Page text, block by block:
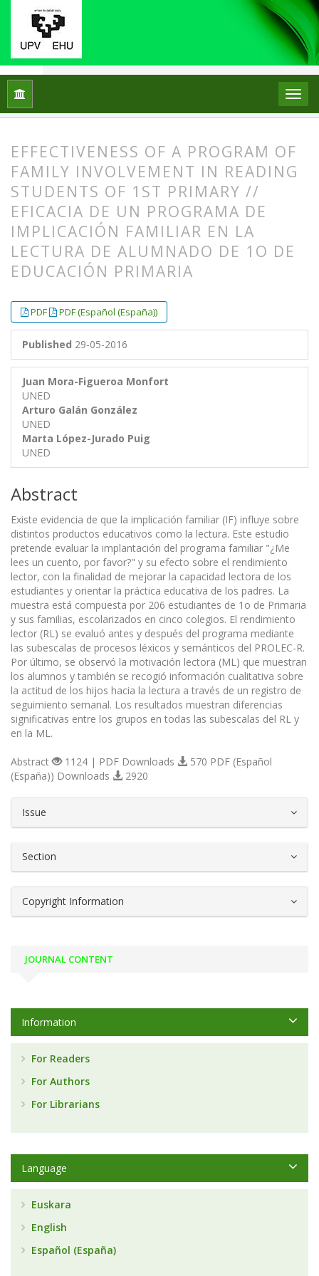
Home
EFFECTIVENESS OF A PROGRAM OF
FAMILY INVOLVEMENT IN READING
STUDENTS OF 1ST PRIMARY //
EFICACIA DE UN PROGRAMA DE
IMPLICACIÓN FAMILIAR EN LA
LECTURA DE ALUMNADO DE 1O DE
EDUCACIÓN PRIMARIA
PDF PDF (Español (España))
Published 29-05-2016
Juan Mora-Figueroa Monfort
UNED
Arturo Galán González
UNED
Marta López-Jurado Puig
UNED
Abstract
Existe evidencia de que la implicación familiar (IF) influye sobre
distintos productos educativos como la lectura. Este estudio
pretende evaluar la implantación del programa familiar "¿Me
lees un cuento, por favor?" y su efecto sobre el rendimiento
lector, con la finalidad de mejorar la capacidad lectora de los
estudiantes y orientar la práctica educativa de los padres. La
muestra está compuesta por 206 estudiantes de 1o de Primaria
y sus familias, escolarizados en cinco colegios. El rendimiento
lector (RL) se evaluó antes y después del programa mediante
las subescalas de procesos léxicos y semánticos del PROLEC-R.
Por último, se observó la motivación lectora (ML) que muestran
los alumnos y también se recogió información cualitativa sobre
la actitud de los hijos hacia la lectura a través de un registro de
seguimiento semanal. Los resultados muestran diferencias
significativas entre los grupos en todas las subescalas del RL y
en la ML.
Abstract 1124 | PDF Downloads
570 PDF (Español
(España)) Downloads
2920
Issue
Section
Copyright Information
JOURNAL CONTENT
Information
For Readers
For Authors
For Librarians
Language
Euskara
English
Español (España)